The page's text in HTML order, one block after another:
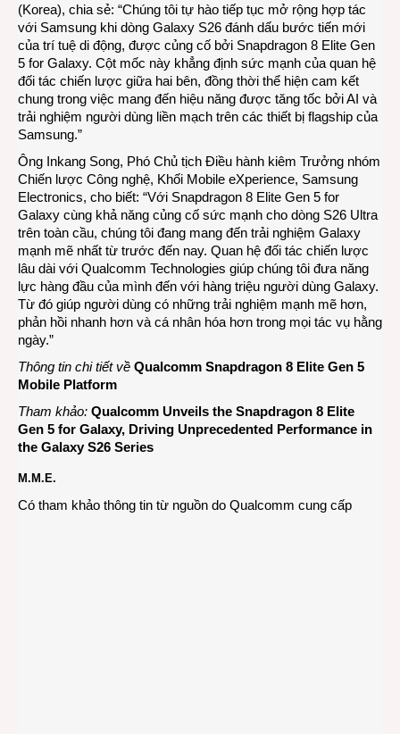
(Korea), chia sẻ: “Chúng tôi tự hào tiếp tục mở rộng hợp tác
với Samsung khi dòng Galaxy S26 đánh dấu bước tiến mới
của trí tuệ di động, được củng cố bởi Snapdragon 8 Elite Gen
5 for Galaxy. Cột mốc này khẳng định sức mạnh của quan hệ
đối tác chiến lược giữa hai bên, đồng thời thể hiện cam kết
chung trong việc mang đến hiệu năng được tăng tốc bởi AI và
trải nghiệm người dùng liền mạch trên các thiết bị flagship của
Samsung.”
Ông Inkang Song, Phó Chủ tịch Điều hành kiêm Trưởng nhóm
Chiến lược Công nghệ, Khối Mobile eXperience, Samsung
Electronics, cho biết: “Với Snapdragon 8 Elite Gen 5 for
Galaxy cùng khả năng củng cố sức mạnh cho dòng S26 Ultra
trên toàn cầu, chúng tôi đang mang đến trải nghiệm Galaxy
mạnh mẽ nhất từ trước đến nay. Quan hệ đối tác chiến lược
lâu dài với Qualcomm Technologies giúp chúng tôi đưa năng
lực hàng đầu của mình đến với hàng triệu người dùng Galaxy.
Từ đó giúp người dùng có những trải nghiệm mạnh mẽ hơn,
phản hồi nhanh hơn và cá nhân hóa hơn trong mọi tác vụ hằng
ngày.”
Thông tin chi tiết về Qualcomm Snapdragon 8 Elite Gen 5
Mobile Platform
Tham khảo: Qualcomm Unveils the Snapdragon 8 Elite
Gen 5 for Galaxy, Driving Unprecedented Performance in
the Galaxy S26 Series
M.M.E.
Có tham khảo thông tin từ nguồn do Qualcomm cung cấp